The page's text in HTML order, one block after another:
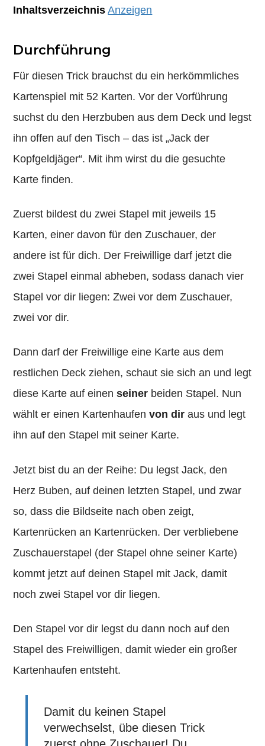
Inhaltsverzeichnis Anzeigen
Durchführung
Für diesen Trick brauchst du ein herkömmliches
Kartenspiel mit 52 Karten. Vor der Vorführung
suchst du den Herzbuben aus dem Deck und legst
ihn offen auf den Tisch – das ist „Jack der
Kopfgeldjäger“. Mit ihm wirst du die gesuchte
Karte finden.
Zuerst bildest du zwei Stapel mit jeweils 15
Karten, einer davon für den Zuschauer, der
andere ist für dich. Der Freiwillige darf jetzt die
zwei Stapel einmal abheben, sodass danach vier
Stapel vor dir liegen: Zwei vor dem Zuschauer,
zwei vor dir.
Dann darf der Freiwillige eine Karte aus dem
restlichen Deck ziehen, schaut sie sich an und legt
diese Karte auf einenseiner beiden Stapel. Nun
wählt er einen Kartenhaufenvon dir aus und legt
ihn auf den Stapel mit seiner Karte.
Jetzt bist du an der Reihe: Du legst Jack, den
Herz Buben, auf deinen letzten Stapel, und zwar
so, dass die Bildseite nach oben zeigt,
Kartenrücken an Kartenrücken. Der verbliebene
Zuschauerstapel (der Stapel ohne seiner Karte)
kommt jetzt auf deinen Stapel mit Jack, damit
noch zwei Stapel vor dir liegen.
Den Stapel vor dir legst du dann noch auf den
Stapel des Freiwilligen, damit wieder ein großer
Kartenhaufen entsteht.
Damit du keinen Stapel
verwechselst, übe diesen Trick